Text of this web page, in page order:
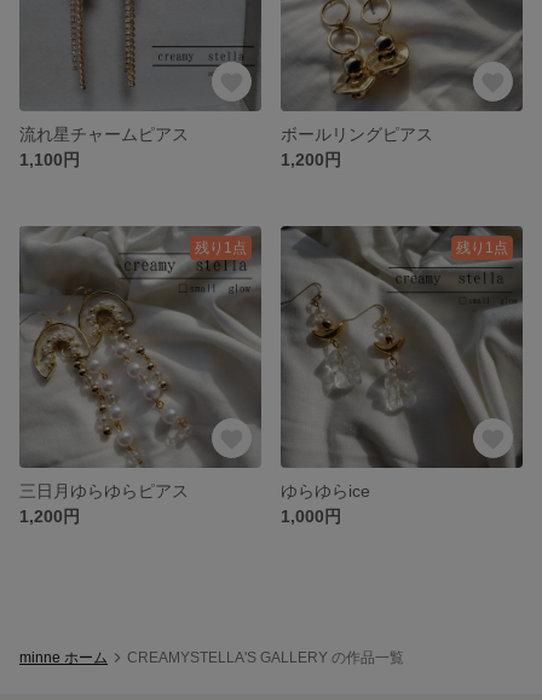
流れ星チャームピアス
1,100円
ボールリングピアス
1,200円
残り1点
三日月ゆらゆらピアス
1,200円
残り1点
ゆらゆらice
1,000円
minne ホーム CREAMYSTELLA'S GALLERY の作品一覧